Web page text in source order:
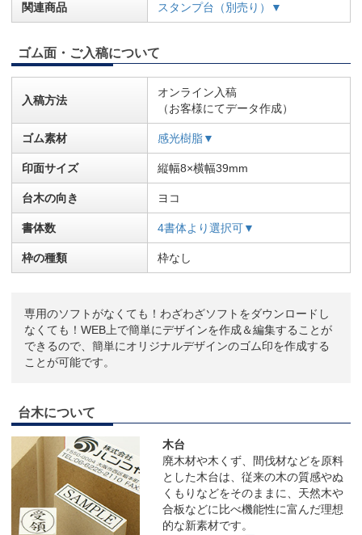
関連商品 スタンプ台（別売り）▼
ゴム面・ご入稿について
入稿方法
オンライン入稿
（お客様にてデータ作成）
ゴム素材 感光樹脂▼
印面サイズ 縦幅8×横幅39mm
台木の向き ヨコ
書体数 4書体より選択可▼
枠の種類 枠なし
専用のソフトがなくても！わざわざソフトをダウンロードし
なくても！WEB上で簡単にデザインを作成＆編集することが
できるので、簡単にオリジナルデザインのゴム印を作成する
ことが可能です。
台木について
木台
廃木材や木くず、間伐材などを原料
とした木台は、従来の木の質感やぬ
くもりなどをそのままに、天然木や
合板などに比べ機能性に富んだ理想
的な新素材です。